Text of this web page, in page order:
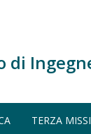
di
TERZA